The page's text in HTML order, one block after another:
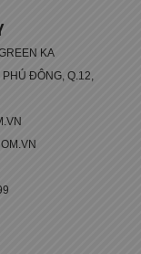
KA
PHÚ ĐÔNG, Q.12,